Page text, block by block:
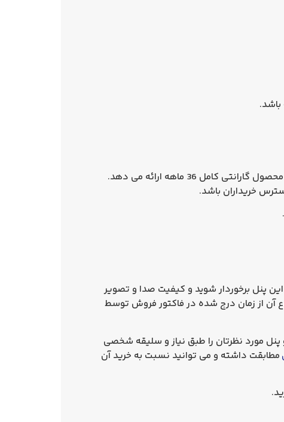
باشد.
محصول گارانتی کامل 36 ماهه
ارائه می‌ دهد.
خریداران باشد.
این پنل برخوردار شوید و کیفیت صدا و تصویر
دارای 3 سال گارانتی است و تاریخ شروع آن از زمان درج شده در فاکتور فروش توسط
پنل مورد نظرتان را طبق نیاز و سلیقه شخصی
مطابقت داشته و می توانید نسبت به خرید آن